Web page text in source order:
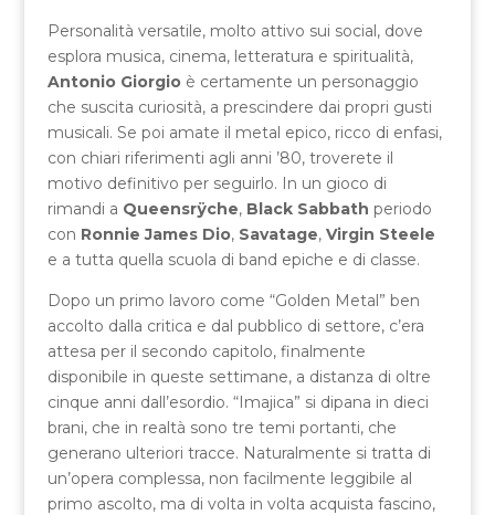
Personalità versatile, molto attivo sui social, dove
esplora musica, cinema, letteratura e spiritualità,
Antonio Giorgioè certamente un personaggio
che suscita curiosità, a prescindere dai propri gusti
musicali. Se poi amate il metal epico, ricco di enfasi,
con chiari riferimenti agli anni ’80, troverete il
motivo definitivo per seguirlo. In un gioco di
rimandi a Queensrÿche, Black Sabbath periodo
con Ronnie James Dio, Savatage, Virgin Steele
e a tutta quella scuola di band epiche e di classe.
Dopo un primo lavoro come “Golden Metal” ben
accolto dalla critica e dal pubblico di settore, c’era
attesa per il secondo capitolo, finalmente
disponibile in queste settimane, a distanza di oltre
cinque anni dall’esordio. “Imajica” si dipana in dieci
brani, che in realtà sono tre temi portanti, che
generano ulteriori tracce. Naturalmente si tratta di
un’opera complessa, non facilmente leggibile al
primo ascolto, ma di volta in volta acquista fascino,